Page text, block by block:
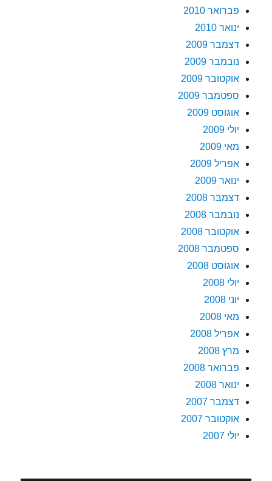
פברואר 2010
ינואר 2010
דצמבר 2009
נובמבר 2009
אוקטובר 2009
ספטמבר 2009
אוגוסט 2009
יולי 2009
מאי 2009
אפריל 2009
ינואר 2009
דצמבר 2008
נובמבר 2008
אוקטובר 2008
ספטמבר 2008
אוגוסט 2008
יולי 2008
יוני 2008
מאי 2008
אפריל 2008
מרץ 2008
פברואר 2008
ינואר 2008
דצמבר 2007
אוקטובר 2007
יולי 2007